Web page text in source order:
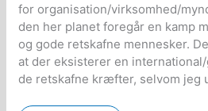
for organisation/virksomhed/
den her planet foregår en kamp
og gode retskafne mennesker.
at der eksisterer en
de retskafne kræfter, selvom jeg